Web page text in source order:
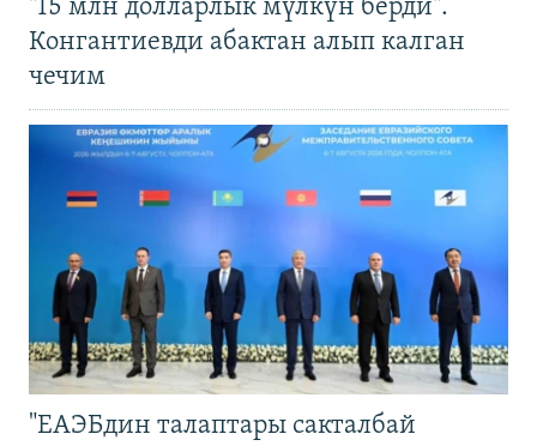
"15 млн долларлык мүлкүн берди".
Конгантиевди абактан алып калган
чечим
"ЕАЭБдин талаптары сакталбай